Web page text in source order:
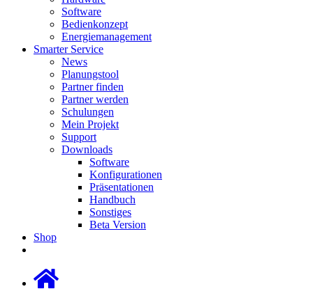
Software
Bedienkonzept
Energiemanagement
Smarter Service
News
Planungstool
Partner finden
Partner werden
Schulungen
Mein Projekt
Support
Downloads
Software
Konfigurationen
Präsentationen
Handbuch
Sonstiges
Beta Version
Shop